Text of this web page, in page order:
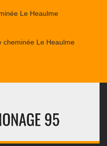
Le Heaulme
cheminée Le Heaulme